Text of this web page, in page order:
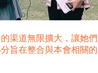
渠道無限擴大，讓她們
旨在整合與本會相關